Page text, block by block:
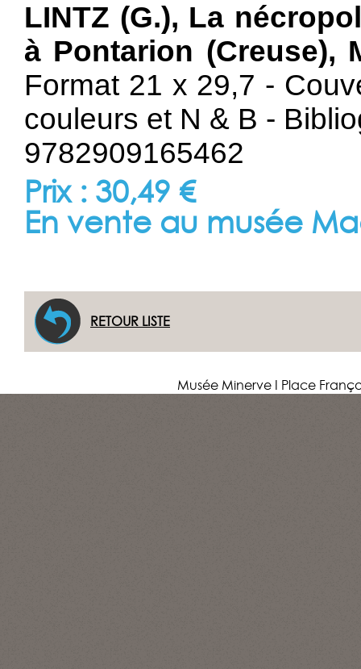
LINTZ (G.), La
à Pontarion (Creuse),
Format 21 x 29,7 -
couleurs et N & B -
9782909165462
Prix : 30,49 €
En vente au musée
RETOUR LISTE
Musée Minerve I Place